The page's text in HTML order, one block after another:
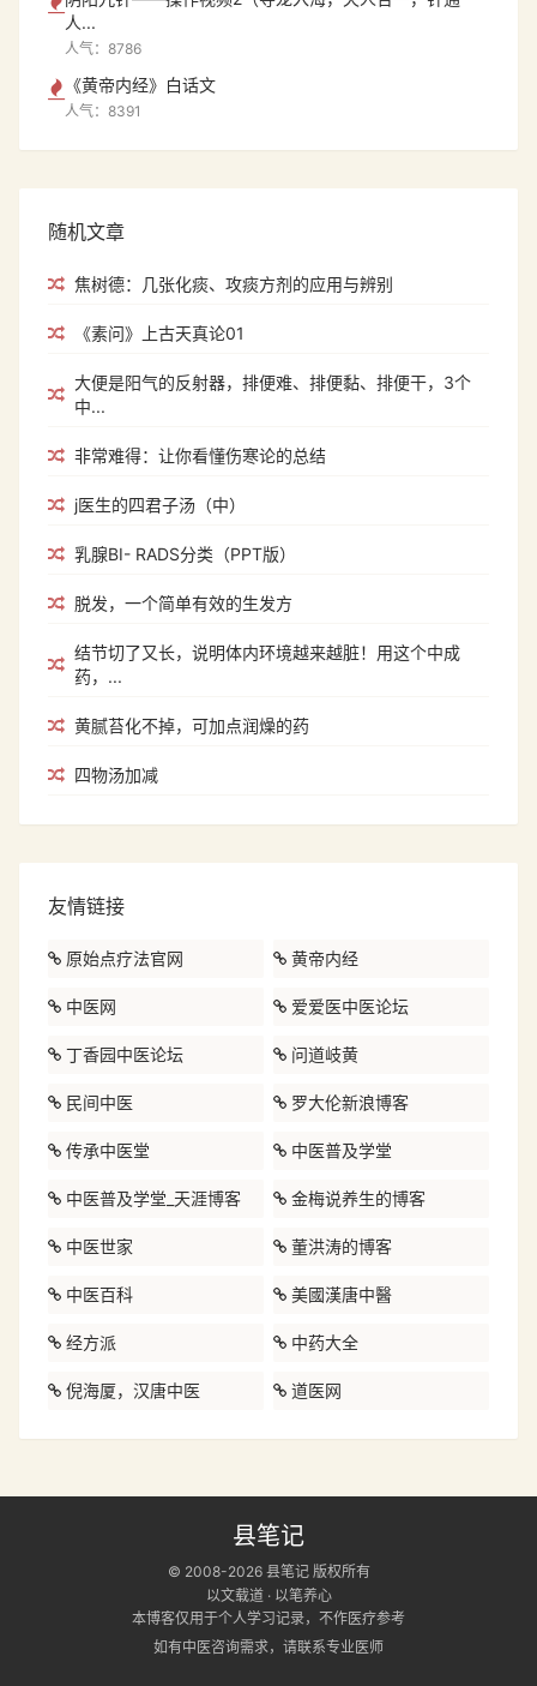
人...
人气：8786
《黄帝内经》白话文
人气：8391
随机文章
焦树德：几张化痰、攻痰方剂的应用与辨别
《素问》上古天真论01
大便是阳气的反射器，排便难、排便黏、排便干，3个
中...
非常难得：让你看懂伤寒论的总结
j医生的四君子汤（中）
乳腺BI- RADS分类（PPT版）
脱发，一个简单有效的生发方
结节切了又长，说明体内环境越来越脏！用这个中成
药，...
黄腻苔化不掉，可加点润燥的药
四物汤加减
友情链接
原始点疗法官网 黄帝内经
中医网 爱爱医中医论坛
丁香园中医论坛 问道岐黄
民间中医 罗大伦新浪博客
传承中医堂 中医普及学堂
中医普及学堂_天涯博客 金梅说养生的博客
中医世家 董洪涛的博客
中医百科 美國漢唐中醫
经方派 中药大全
倪海厦，汉唐中医 道医网
县笔记
© 2008-2026 县笔记 版权所有
以文载道 · 以笔养心
本博客仅用于个人学习记录，不作医疗参考
如有中医咨询需求，请联系专业医师